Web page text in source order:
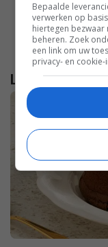
Lees verder...
Bepaalde
verwerken op
hiertegen
beheren. Zoek
een link om uw
privacy- en cookie-